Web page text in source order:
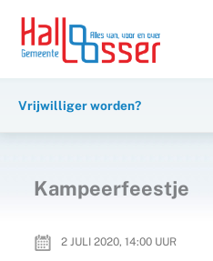
inhoud
naar
Vrijwilliger worden?
Kampeerfeestje
2 JULI 2020, 14:00UUR